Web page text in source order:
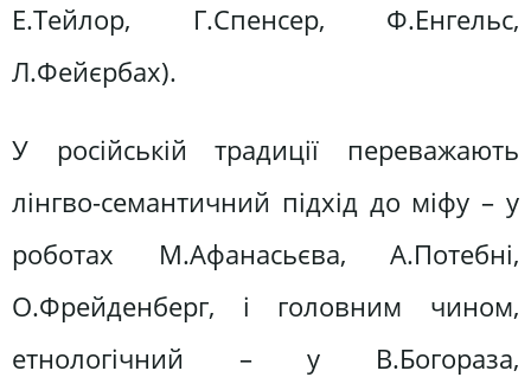
Е.Тейлор, Г.Спенсер, Ф.Енгельс,
Л.Фейєрбах).
У російській традиції переважають
лінгво-семантичний підхід до міфу – у
роботах М.Афанасьєва, А.Потебні,
О.Фрейденберг, і головним чином,
етнологічний – у В.Богораза,